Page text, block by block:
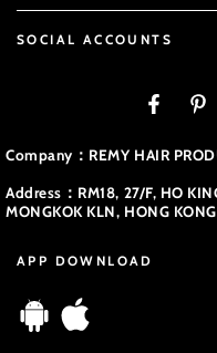
SOCIAL ACCOUNTS
Facebook
Company：REMY HAIR
Address：RM18, 27/F, HO
MONGKOK KLN, HONG KONG
APP DOWNLOAD